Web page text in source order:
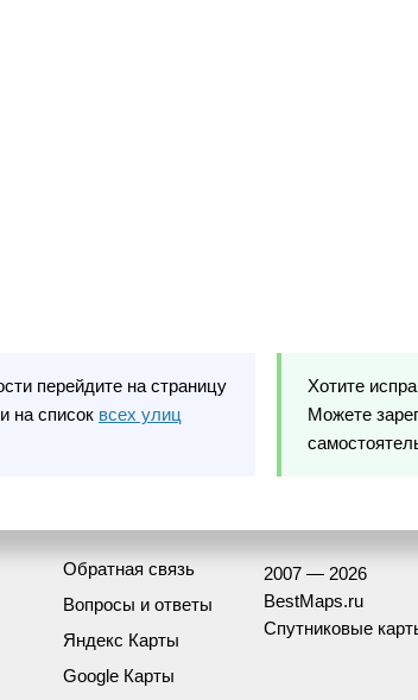
перейдите на страницу
на список всех улиц
Хотите
Можете
Обратная связь
Вопросы и ответы
Яндекс Карты
Google Карты
2007 — 2026
BestMaps.ru
Спутниковые